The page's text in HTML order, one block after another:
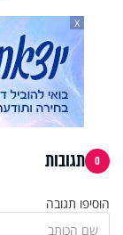
X
0 תגובות
הוסיפו תגובה